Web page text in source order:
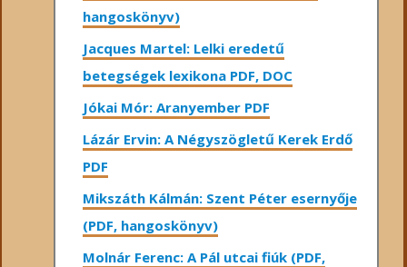
hangoskönyv)
Jacques Martel: Lelki eredetű
betegségek lexikona PDF, DOC
Jókai Mór: Aranyember PDF
Lázár Ervin: A Négyszögletű Kerek Erdő
PDF
Mikszáth Kálmán: Szent Péter esernyője
(PDF, hangoskönyv)
Molnár Ferenc: A Pál utcai fiúk (PDF,